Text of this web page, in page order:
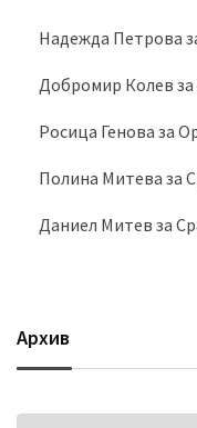
Надежда Петрова
Добромир Колев за
Росица Генова за
Полина Митева за
Даниел Митев за
Архив
Архив